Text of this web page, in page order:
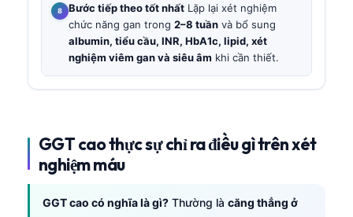
Bước tiếp theo tốt nhất Lặp lại xét nghiệm
chức năng gan trong 2–8 tuần và bổ sung
albumin, tiểu cầu, INR, HbA1c, lipid, xét
nghiệm viêm gan và siêu âm khi cần thiết.
GGT cao thực sự chỉ ra điều gì trên xét
nghiệm máu
GGT cao có nghĩa là gì? Thường là căng thẳng ở